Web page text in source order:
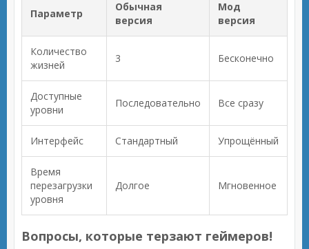
Параметр
Обычная
версия
Мод
версия
Количество
жизней
3 Бесконечно
Доступные
уровни
Последовательно Все сразу
Интерфейс Стандартный Упрощённый
Время
перезагрузки
уровня
Долгое Мгновенное
Вопросы, которые терзают геймеров!